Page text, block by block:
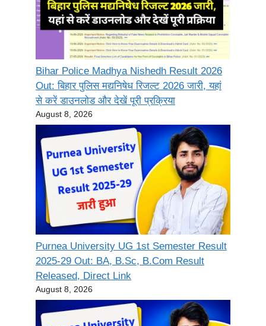
Bihar Police Madhya Nishedh Result 2026
Out: बिहार पुलिस मद्यनिषेध रिजल्ट 2026 जारी, यहां
से करें डाउनलोड और देखें पूरी प्रक्रिया
August 8, 2026
Purnea University UG 1st Semester Result
2025-29 Out: BA, B.Sc, B.Com Result
Released, Direct Link
August 8, 2026